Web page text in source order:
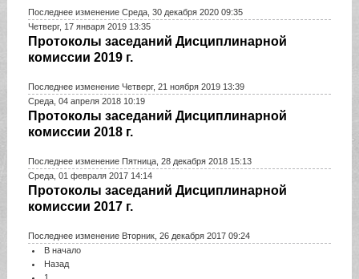
Последнее изменение Среда, 30 декабря 2020 09:35
Четверг, 17 января 2019 13:35
Протоколы заседаний Дисциплинарной
комиссии 2019 г.
Последнее изменение Четверг, 21 ноября 2019 13:39
Среда, 04 апреля 2018 10:19
Протоколы заседаний Дисциплинарной
комиссии 2018 г.
Последнее изменение Пятница, 28 декабря 2018 15:13
Среда, 01 февраля 2017 14:14
Протоколы заседаний Дисциплинарной
комиссии 2017 г.
Последнее изменение Вторник, 26 декабря 2017 09:24
В начало
Назад